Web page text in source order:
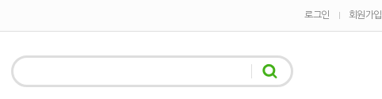
로그인 회원가입